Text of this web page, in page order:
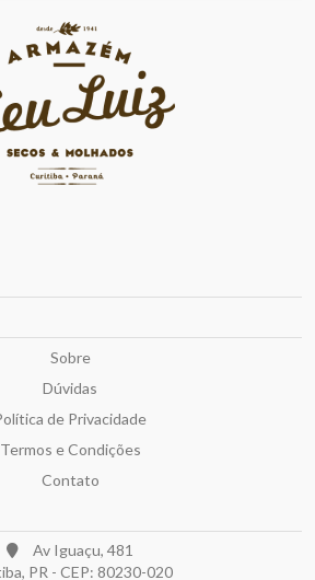
Sobre
Dúvidas
de Privacidade
Termos e Condições
Contato
Av Iguaçu, 481
PR - CEP: 80230-020